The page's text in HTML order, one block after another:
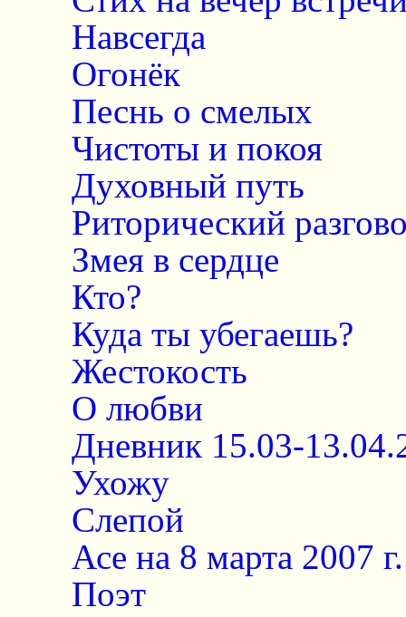
Навсегда
Огонёк
Песнь о смелых
Чистоты и покоя
Духовный путь
Риторический
Змея в сердце
Кто?
Куда ты убегаешь?
Жестокость
О любви
Дневник 15.03-
Ухожу
Слепой
Асе на 8 марта 2007 г.
Поэт